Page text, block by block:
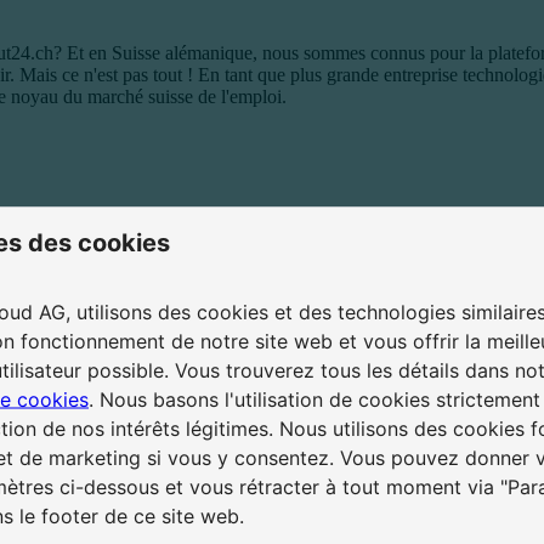
Et en Suisse alémanique, nous sommes connus pour la
Mais ce n'est pas tout ! En tant que plus grande entreprise
du marché suisse de l'emploi.
satisfaction de nos collaborateur·rice·s, l'équité des salaires et la
des cookies
AG, utilisons des cookies et des technologies
fonctionnement de notre site web et vous offrir la
possible. Vous trouverez tous les détails dans
cookies. Nous basons l'utilisation de cookies strictement
de nos intérêts légitimes. Nous utilisons des cookies
de marketing si vous y consentez. Vous pouvez donner
ci-dessous et vous rétracter à tout moment via
le footer de ce site web.